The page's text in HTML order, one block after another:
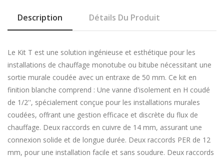
Description Détails Du Produit
Le Kit T est une solution ingénieuse et esthétique pour les
installations de chauffage monotube ou bitube nécessitant une
sortie murale coudée avec un entraxe de 50 mm. Ce kit en
finition blanche comprend : Une vanne d'isolement en H coudé
de 1/2'', spécialement conçue pour les installations murales
coudées, offrant une gestion efficace et discrète du flux de
chauffage. Deux raccords en cuivre de 14 mm, assurant une
connexion solide et de longue durée. Deux raccords PER de 12
mm, pour une installation facile et sans soudure. Deux raccords